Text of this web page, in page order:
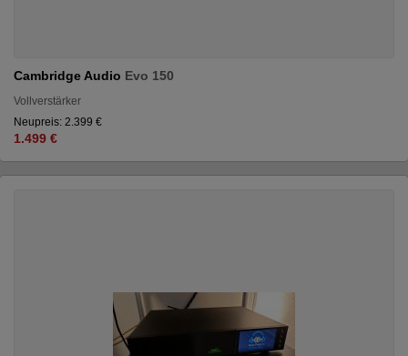
Cambridge Audio Evo 150
Vollverstärker
Neupreis: 2.399 €
1.499 €